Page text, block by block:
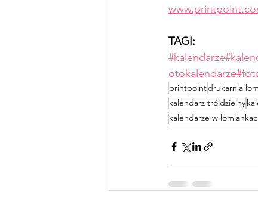
TAGI:
#kalendarze
otokalendarze
printpointdrukarnia
kalendarz trójdzielny
kalendarze w